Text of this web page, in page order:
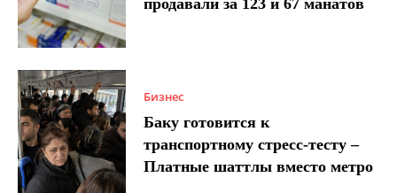
Бизнес
Баку готовится к
транспортному стресс-тесту –
Платные шаттлы вместо метро